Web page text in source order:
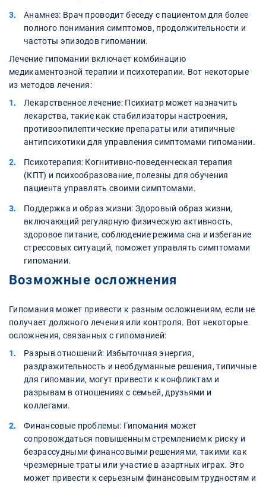
Анамнез: Врач проводит беседу с пациентом для более
полного понимания симптомов, продолжительности и
частоты эпизодов гипомании.
Лечение гипомании включает комбинацию
медикаментозной терапии и психотерапии. Вот некоторые
из методов лечения:
Лекарственное лечение: Психиатр может назначить
лекарства, такие как стабилизаторы настроения,
противоэпилептические препараты или атипичные
антипсихотики для управления симптомами гипомании.
Психотерапия: Когнитивно-поведенческая терапия
(КПТ) и психообразование, полезны для обучения
пациента управлять своими симптомами.
Поддержка и образ жизни: Здоровый образ жизни,
включающий регулярную физическую активность,
здоровое питание, соблюдение режима сна и избегание
стрессовых ситуаций, поможет управлять симптомами
гипомании.
Возможные осложнения
Гипомания может привести к разным осложнениям, если не
получает должного лечения или контроля. Вот некоторые
осложнения, связанных с гипоманией:
Разрыв отношений: Избыточная энергия,
раздражительность и необдуманные решения, типичные
для гипомании, могут привести к конфликтам и
разрывам в отношениях с семьей, друзьями и
коллегами.
Финансовые проблемы: Гипомания может
сопровождаться повышенным стремлением к риску и
безрассудными финансовыми решениями, такими как
чрезмерные траты или участие в азартных играх. Это
может привести к серьезным финансовым трудностям и